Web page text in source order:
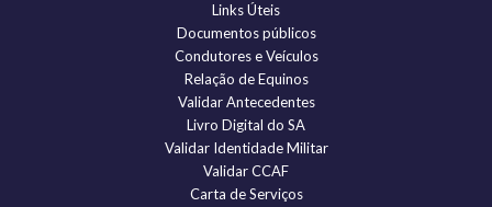
Links Úteis
Documentos públicos
Condutores e Veículos
Relação de Equinos
Validar Antecedentes
Livro Digital do SA
Validar Identidade Militar
Validar CCAF
Carta de Serviços